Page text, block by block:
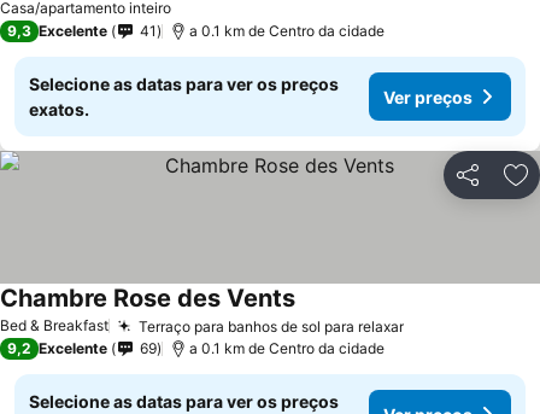
Casa/apartamento inteiro
9,3 Excelente 41 a 0.1 km de Centro da cidade
Selecione as datas para ver os preços
exatos.
Ver preços
Partilhar
Bed & Breakfast Terraço para banhos de sol para relaxar
Chambre Rose des Vents
9,2 Excelente 69 a 0.1 km de Centro da cidade
Selecione as datas para ver os preços